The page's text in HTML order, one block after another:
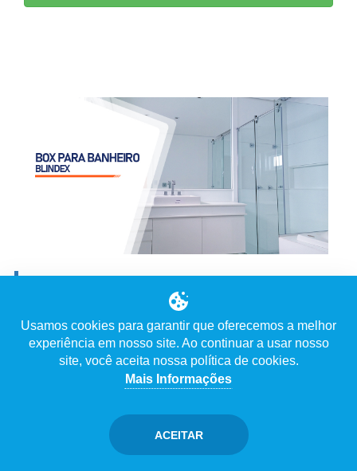
Ver Vídeo
Descrição
Usamos cookies para garantir que oferecemos a melhor
experiência em nosso site. Ao continuar a usar nosso
site, você aceita nossa política de cookies.
Mais Informações
ACEITAR